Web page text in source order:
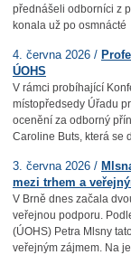
přednášeli odborníci z
konala už po osmnácté
4. června 2026 /
ÚOHS
V rámci probíhající
místopředsedy Úřadu
ocenění za odborný
Caroline Buts, která se
3. června 2026 /
mezi trhem a
V Brně dnes začala
veřejnou podporu.
(ÚOHS) Petra Mlsny
veřejným zájmem. Na